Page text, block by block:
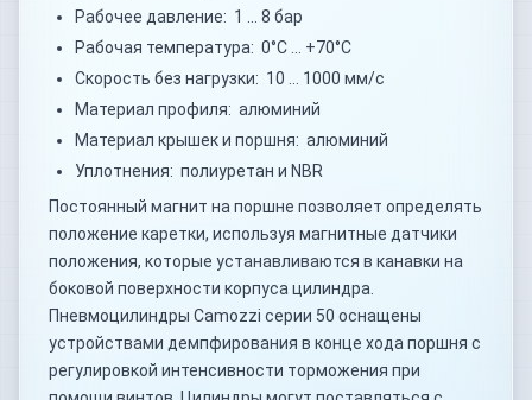
Рабочее давление: 1 … 8 бар
Рабочая температура: 0°C … +70°C
Скорость без нагрузки: 10 … 1000 мм/с
Материал профиля: алюминий
Материал крышек и поршня: алюминий
Уплотнения: полиуретан и NBR
Постоянный магнит на поршне позволяет определять
положение каретки, используя магнитные датчики
положения, которые устанавливаются в канавки на
боковой поверхности корпуса цилиндра.
Пневмоцилиндры Camozzi серии 50 оснащены
устройствами демпфирования в конце хода поршня с
регулировкой интенсивности торможения при